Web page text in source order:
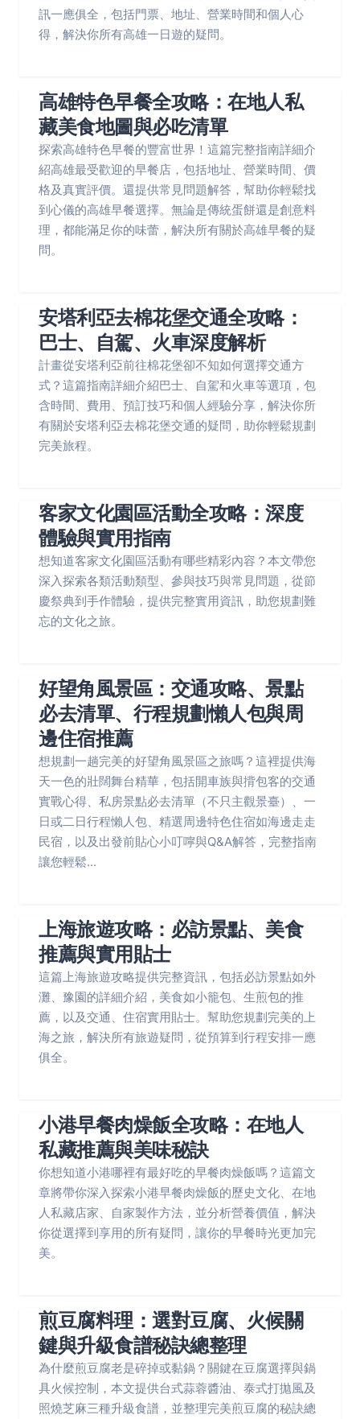
訊一應俱全，包括門票、地址、營業時間和個人心
得，解決你所有高雄一日遊的疑問。
高雄特色早餐全攻略：在地人私
藏美食地圖與必吃清單
探索高雄特色早餐的豐富世界！這篇完整指南詳細介
紹高雄最受歡迎的早餐店，包括地址、營業時間、價
格及真實評價。還提供常見問題解答，幫助你輕鬆找
到心儀的高雄早餐選擇。無論是傳統蛋餅還是創意料
理，都能滿足你的味蕾，解決所有關於高雄早餐的疑
問。
安塔利亞去棉花堡交通全攻略：
巴士、自駕、火車深度解析
計畫從安塔利亞前往棉花堡卻不知如何選擇交通方
式？這篇指南詳細介紹巴士、自駕和火車等選項，包
含時間、費用、預訂技巧和個人經驗分享，解決你所
有關於安塔利亞去棉花堡交通的疑問，助你輕鬆規劃
完美旅程。
客家文化園區活動全攻略：深度
體驗與實用指南
想知道客家文化園區活動有哪些精彩內容？本文帶您
深入探索各類活動類型、參與技巧與常見問題，從節
慶祭典到手作體驗，提供完整實用資訊，助您規劃難
忘的文化之旅。
好望角風景區：交通攻略、景點
必去清單、行程規劃懶人包與周
邊住宿推薦
想規劃一趟完美的好望角風景區之旅嗎？這裡提供海
天一色的壯闊舞台精華，包括開車族與揹包客的交通
實戰心得、私房景點必去清單（不只主觀景臺）、一
日或二日行程懶人包、精選周邊特色住宿如海邊走走
民宿，以及出發前貼心小叮嚀與Q&A解答，完整指南
讓您輕鬆...
上海旅遊攻略：必訪景點、美食
推薦與實用貼士
這篇上海旅遊攻略提供完整資訊，包括必訪景點如外
灘、豫園的詳細介紹，美食如小籠包、生煎包的推
薦，以及交通、住宿實用貼士。幫助您規劃完美的上
海之旅，解決所有旅遊疑問，從預算到行程安排一應
俱全。
小港早餐肉燥飯全攻略：在地人
私藏推薦與美味秘訣
你想知道小港哪裡有最好吃的早餐肉燥飯嗎？這篇文
章將帶你深入探索小港早餐肉燥飯的歷史文化、在地
人私藏店家、自家製作方法，並分析營養價值，解決
你從選擇到享用的所有疑問，讓你的早餐時光更加完
美。
煎豆腐料理：選對豆腐、火候關
鍵與升級食譜秘訣總整理
為什麼煎豆腐老是碎掉或黏鍋？關鍵在豆腐選擇與鍋
具火候控制，本文提供台式蒜蓉醬油、泰式打拋風及
照燒芝麻三種升級食譜，並整理完美煎豆腐的秘訣總